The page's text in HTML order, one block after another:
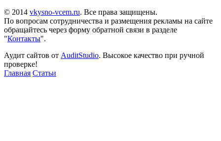
© 2014 vkysno-vcem.ru. Все права защищены.
По вопросам сотрудничества и размещения рекламы на сайте
обращайтесь через форму обратной связи в разделе
"Контакты".
Аудит сайтов от AuditStudio. Высокое качество при ручной
проверке!
Главная Статьи